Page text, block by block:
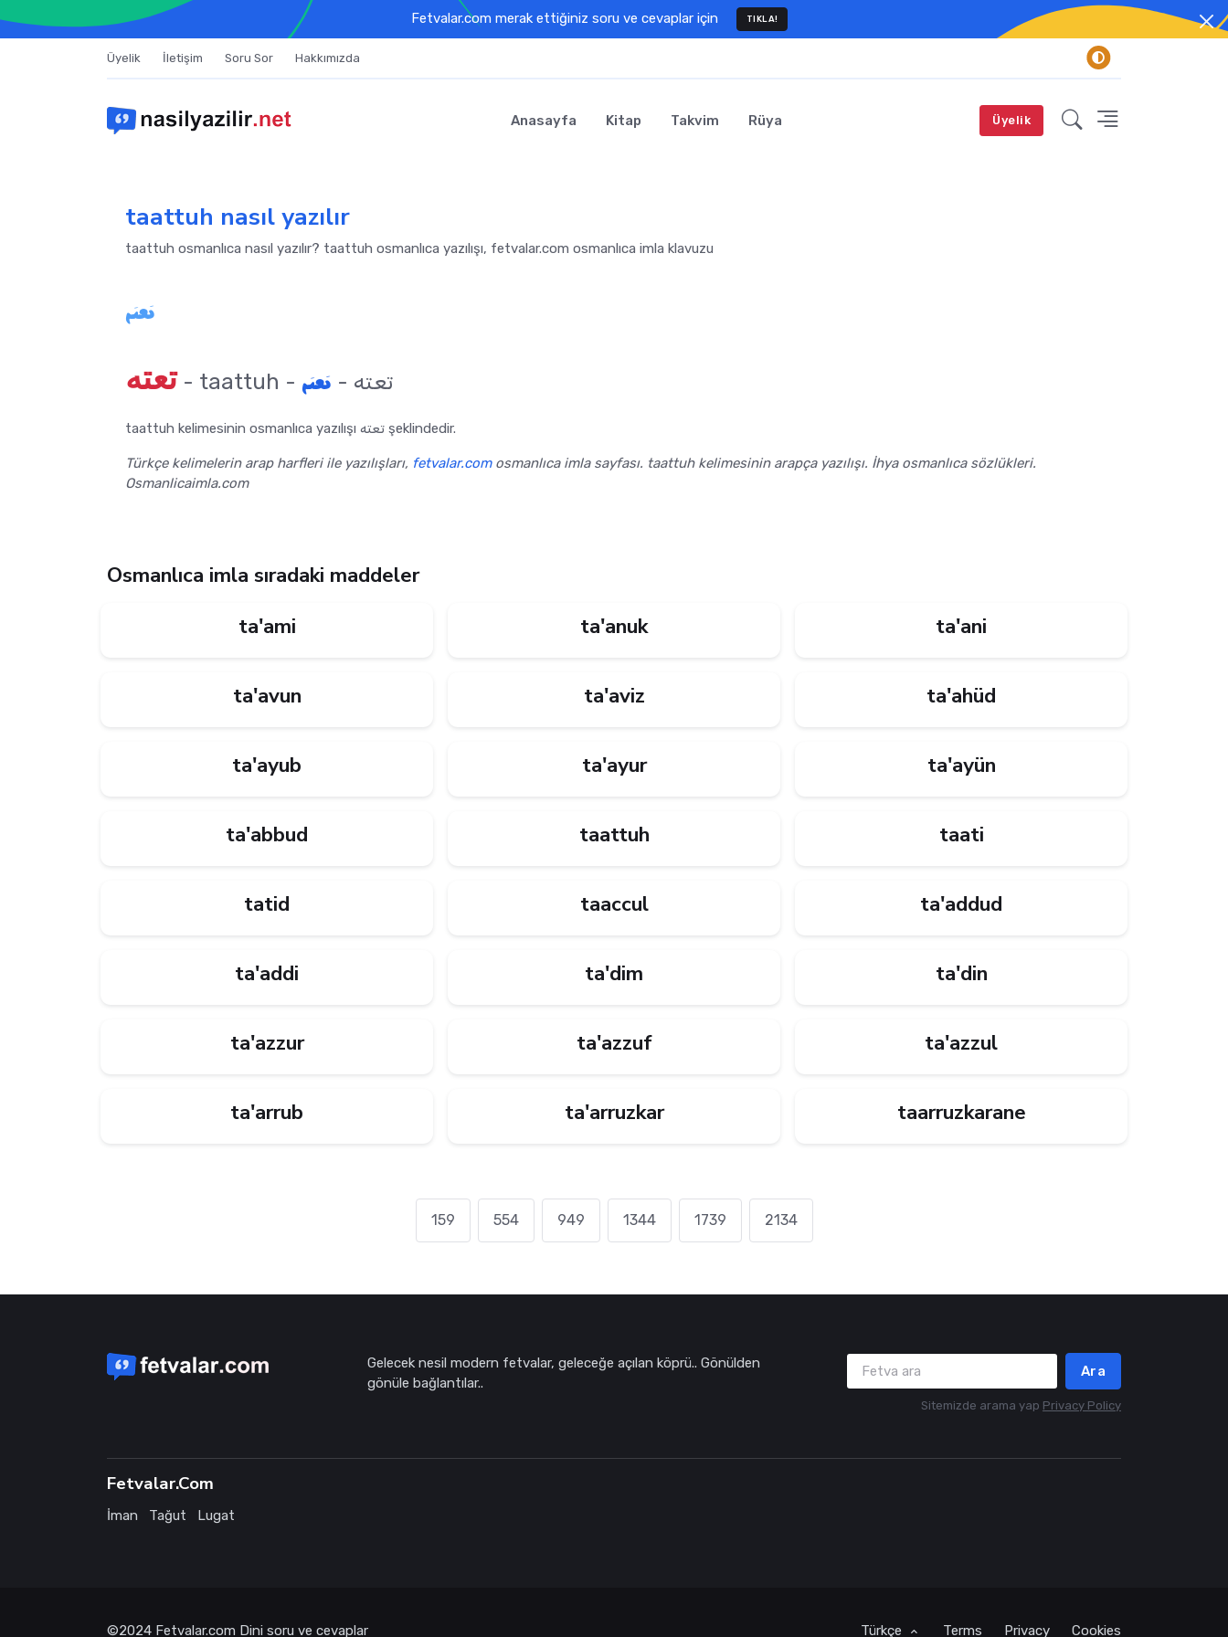
Fetvalar.com merak ettiğiniz soru ve cevaplar için TIKLA!
Üyelik İletişim Soru Sor Hakkımızda
Anasayfa Kitap Takvim Rüya Üyelik
taattuh nasıl yazılır
taattuh osmanlıca nasıl yazılır? taattuh osmanlıca yazılışı, fetvalar.com osmanlıca imla klavuzu
تعته
تعته - taattuh - تعته - تعته
taattuh kelimesinin osmanlıca yazılışı تعته şeklindedir.
Türkçe kelimelerin arap harfleri ile yazılışları, fetvalar.comosmanlıca imla sayfası. taattuh kelimesinin arapça yazılışı. İhya osmanlıca sözlükleri.
Osmanlicaimla.com
Osmanlıca imla sıradaki maddeler
ta'ami
ta'anuk ta'ani
ta'avun ta'aviz ta'ahüd
ta'ayub ta'ayur ta'ayün
ta'abbud taattuh taati
tatid taaccul ta'addud
ta'addi ta'dim ta'din
ta'azzur ta'azzuf ta'azzul
ta'arrub ta'arruzkar taarruzkarane
159 554 949 1344 1739 2134
Gelecek nesil modern fetvalar, geleceğe açılan köprü.. Gönülden
gönüle bağlantılar..
Ara
Sitemizde arama yap Privacy Policy
Fetvalar.Com
İman Tağut Lugat
©2024 Fetvalar.com Dini soru ve cevaplar Türkçe Terms Privacy Cookies